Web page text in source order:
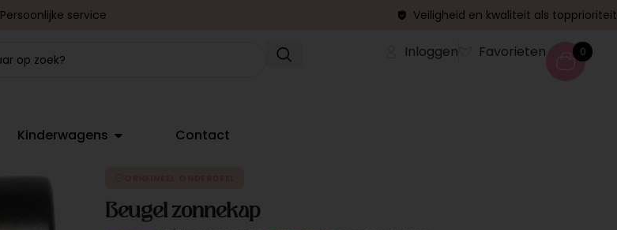
Persoonlijke service Veiligheid en kwaliteit als topprioriteit
Inloggen Favorieten 0
Kinderwagens Contact
Beugel zonnekap